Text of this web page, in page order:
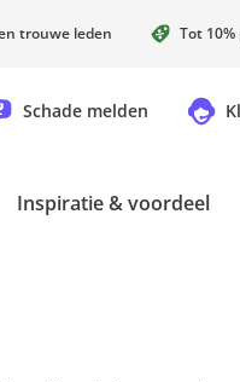
trouwe leden Tot
Schade melden
Inspiratie & voordeel